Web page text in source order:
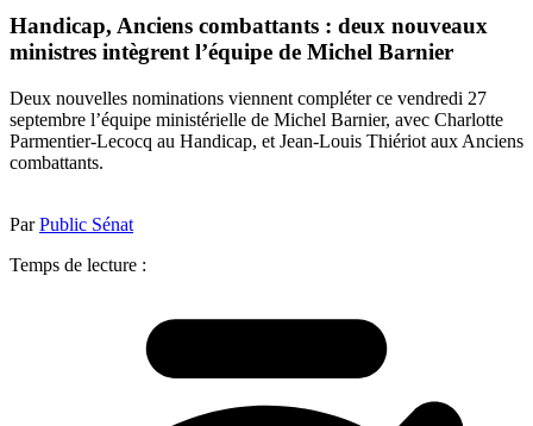
Handicap, Anciens combattants : deux nouveaux
ministres intègrent l’équipe de Michel Barnier
Deux nouvelles nominations viennent compléter ce vendredi 27
septembre l’équipe ministérielle de Michel Barnier, avec Charlotte
Parmentier-Lecocq au Handicap, et Jean-Louis Thiériot aux Anciens
combattants.
ParPublic Sénat
Temps de lecture :